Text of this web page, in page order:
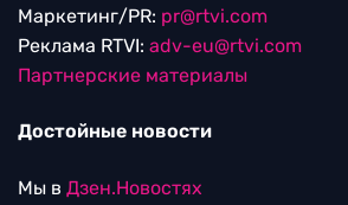
Маркетинг/PR: pr@rtvi.com
Реклама RTVI: adv-eu@rtvi.com
Партнерские материалы
Достойные новости
Мы в Дзен.Новостях